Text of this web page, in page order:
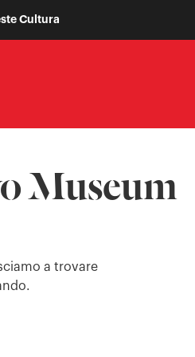
Cultura
Museum
a trovare